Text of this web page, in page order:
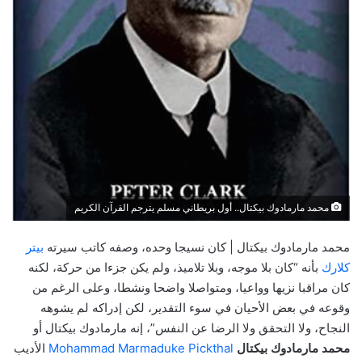
محمد مارمادوك بيكتال.. أول بريطاني مسلم يترجم القرآن الكريم
محمد مارمادوك بيكتال | كان نسيجا وحده، وصفه كاتب سيرته بيتر
كلارك بأنه “كان بلا موجه، وبلا تلاميذ، ولم يكن جزءا من حركة، لكنه
كان مراقبا نزيها وواعيا، ومتواصلا واضحا ونشطا، وعلى الرغم من
وقوعه في بعض الأحيان في سوء التقدير، لكن إدراكه لم يشوهه
النجاح، ولا التحقق ولا الرضا عن النفس”، إنه مارمادوك بيكتال أو
محمد مارمادوك بيكتال Mohammad Marmaduke Pickthal الأديب